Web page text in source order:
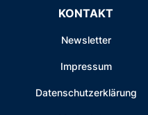
KONTAKT
Newsletter
Impressum
Datenschutzerklärung